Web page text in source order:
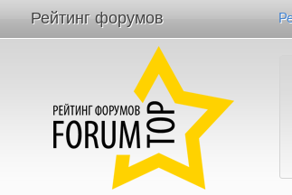
Рейтинг форумов